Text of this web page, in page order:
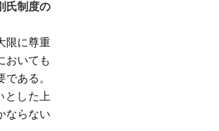
氏制度の
限に尊重
おいても
ある。
とした上
ならない